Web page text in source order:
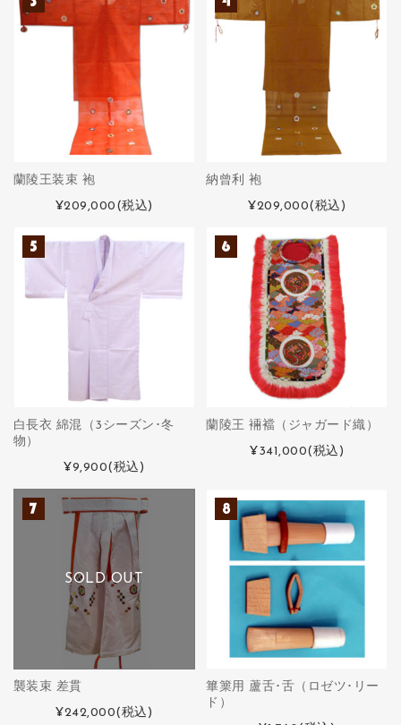
蘭陵王装束 袍
¥209,000 (税込)
納曾利 袍
¥209,000(税込)
白長衣 綿混（3シーズン･冬
物）
¥9,900(税込)
蘭陵王 裲襠（ジャガード織）
¥341,000(税込)
SOLD OUT
襲装束 差貫
¥242,000(税込)
篳篥用 蘆舌･舌（ロゼツ･リー
ド）